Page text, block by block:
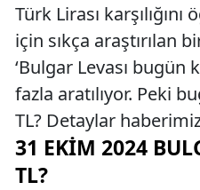
Türk Lirası
için sıkça araştırılan
‘Bulgar Levası bugün
fazla aratılıyor. Peki
TL? Detaylar
31 EKIM 2024
TL?